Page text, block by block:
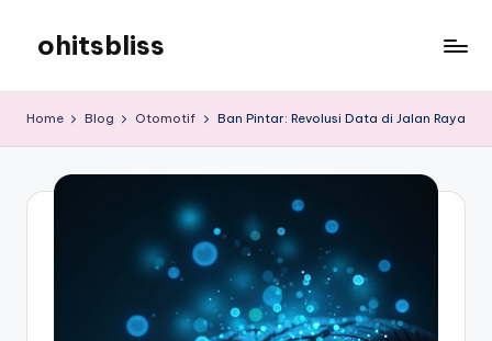
content
ohitsbliss
Home Blog Otomotif Ban Pintar: Revolusi Data di Jalan Raya